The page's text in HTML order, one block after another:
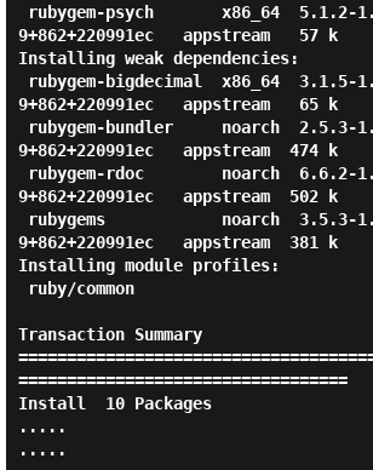
9+862+220991ec   appstream   57 k
Installing weak dependencies:
9+862+220991ec   appstream   65 k
9+862+220991ec   appstream  474 k
9+862+220991ec   appstream  502 k
9+862+220991ec   appstream  381 k
Installing module profiles:
Transaction Summary
==================================
Install  10 Packages
.....
.....